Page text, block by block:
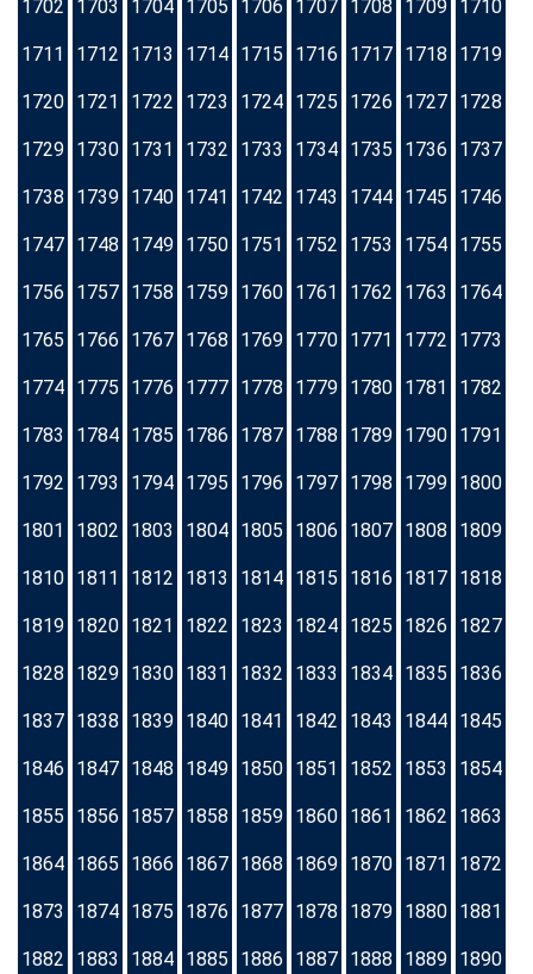
1702 1703 1704 1705 1706 1707 1708 1709 1710
1711 1712 1713 1714 1715 1716 1717 1718 1719
1720 1721 1722 1723 1724 1725 1726 1727 1728
1729 1730 1731 1732 1733 1734 1735 1736 1737
1738 1739 1740 1741 1742 1743 1744 1745 1746
1747 1748 1749 1750 1751 1752 1753 1754 1755
1756 1757 1758 1759 1760 1761 1762 1763 1764
1765 1766 1767 1768 1769 1770 1771 1772 1773
1774 1775 1776 1777 1778 1779 1780 1781 1782
1783 1784 1785 1786 1787 1788 1789 1790 1791
1792 1793 1794 1795 1796 1797 1798 1799 1800
1801 1802 1803 1804 1805 1806 1807 1808 1809
1810 1811 1812 1813 1814 1815 1816 1817 1818
1819 1820 1821 1822 1823 1824 1825 1826 1827
1828 1829 1830 1831 1832 1833 1834 1835 1836
1837 1838 1839 1840 1841 1842 1843 1844 1845
1846 1847 1848 1849 1850 1851 1852 1853 1854
1855 1856 1857 1858 1859 1860 1861 1862 1863
1864 1865 1866 1867 1868 1869 1870 1871 1872
1873 1874 1875 1876 1877 1878 1879 1880 1881
1882 1883 1884 1885 1886 1887 1888 1889 1890